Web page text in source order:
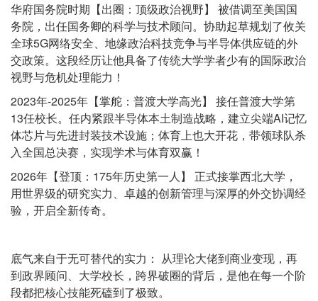
华府国务院时期【出圈：顶级政治视野】 被借调至美国国
务院，出任国务卿的科学与技术顾问。协助起草规划了攸关
全球5G网络安全、地缘政治科技竞争与半导体供应链的外
交政策。这段经历让他具备了传统大学学者少有的国际政治
视野与危机处理能力！
2023年-2025年【掌舵：普渡大学高光】 接任普渡大学第
13任校长。任内紧跟半导体本土制造战略，建立尖端AI记忆
体芯片与先进封装技术设施；体育上也大开花，带领球队杀
入全国总决赛，实现学术与体育双赢！
2026年【登顶：175年历史第一人】 正式接掌西北大学，
用世界级的研究实力、卓越的创新管理与深厚的外交协调经
验，开启全新传奇。
底气来自于无可替代的实力： 从理论大佬到商业变现，再
到政界顾问、大学校长，跨界破圈的背后，是他在每一个阶
段都把核心技能死磕到了极致。